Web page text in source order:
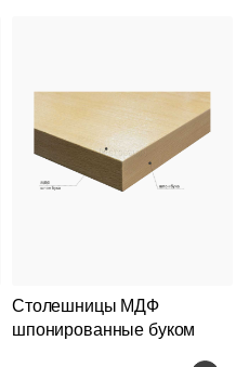
Столешницы МДФ
шпонированные буком